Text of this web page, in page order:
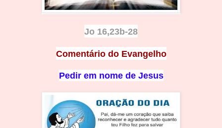
Jo 16,23b-28
Comentário do Evangelho
Pedir em nome de Jesus